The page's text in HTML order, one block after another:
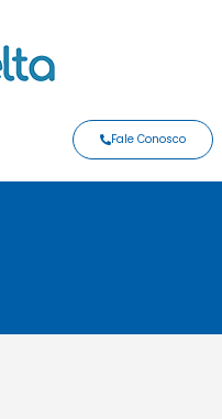
Fale Conosco